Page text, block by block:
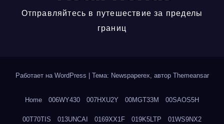
Отправляйтесь в путешествие за пределы
границ
Работает на WordPress Тема: Newspaperex, автор Themeansar
Home 006WY430 007HXU2Y 00MGT33M 00SAOS5H
00T70TIS 013UNCAI 0169XX1F 019K5LTP 01WS9NX2